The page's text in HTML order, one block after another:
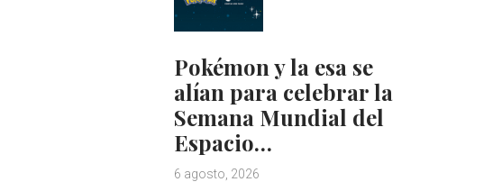
Pokémon y la esa se
alían para celebrar la
Semana Mundial del
Espacio…
6 agosto, 2026